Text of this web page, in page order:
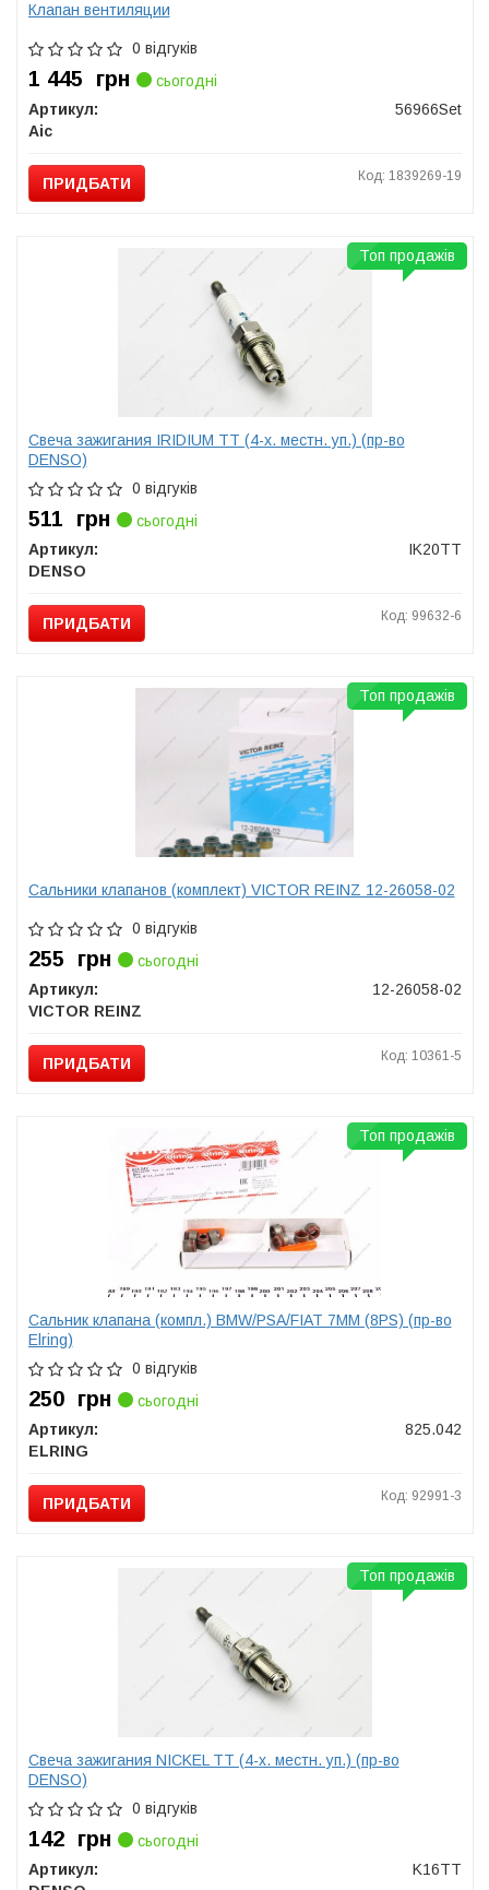
Клапан вентиляции
0 відгуків
1 445 грн
сьогодні
Артикул:
56966Set
Aic
ПРИДБАТИ Код: 1839269-19
Свеча зажигания IRIDIUM TT (4-х. местн. уп.) (пр-во
DENSO)
0 відгуків
511 грн
сьогодні
Артикул:
IK20TT
DENSO
ПРИДБАТИ Код: 99632-6
Топ продажів
Сальники клапанов (комплект) VICTOR REINZ 12-26058-02
0 відгуків
255 грн
сьогодні
Артикул:
12-26058-02
VICTOR REINZ
ПРИДБАТИ Код: 10361-5
Топ продажів
Сальник клапана (компл.) BMW/PSA/FIAT 7MM (8PS) (пр-во
Elring)
0 відгуків
250 грн
сьогодні
Артикул:
825.042
ELRING
ПРИДБАТИ Код: 92991-3
Топ продажів
Свеча зажигания NICKEL TT (4-х. местн. уп.) (пр-во
DENSO)
0 відгуків
142 грн
сьогодні
Артикул:
K16TT
Топ продажів